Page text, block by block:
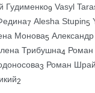
Гудименко9 Vasyl
7 Alesha Stupin5
Монова5
Трибушна4 Роман
3 Роман
2